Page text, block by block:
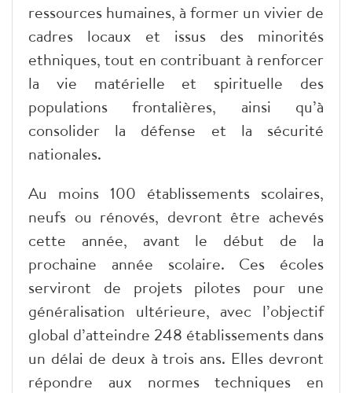
ressources humaines, à former un vivier de
cadres locaux et issus des minorités
ethniques, tout en contribuant à renforcer
la vie matérielle et spirituelle des
populations frontalières, ainsi qu’à
consolider la défense et la sécurité
nationales.
Au moins 100 établissements scolaires,
neufs ou rénovés, devront être achevés
cette année, avant le début de la
prochaine année scolaire. Ces écoles
serviront de projets pilotes pour une
généralisation ultérieure, avec l’objectif
global d’atteindre 248 établissements dans
un délai de deux à trois ans. Elles devront
répondre aux normes techniques en